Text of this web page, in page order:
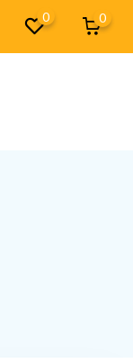
0 0